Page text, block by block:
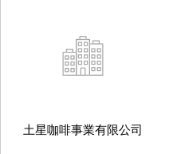
土星咖啡事業有限公司